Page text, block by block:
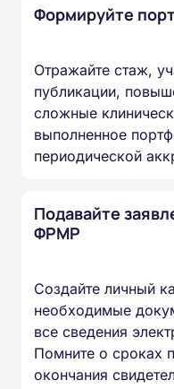
Формируйте
Отражайте стаж,
публикации,
сложные
выполненное
периодической
Подавайте
ФРМР
Создайте личный
необходимые
все сведения
Помните о сроках
окончания